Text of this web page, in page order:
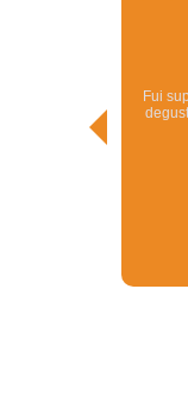
vários
Em